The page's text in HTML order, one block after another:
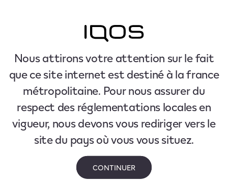
Nous attirons votre attention sur le fait
que ce site internet est destiné à la france
métropolitaine. Pour nous assurer du
respect des réglementations locales en
vigueur, nous devons vous rediriger vers le
site du pays où vous vous situez.
CONTINUER